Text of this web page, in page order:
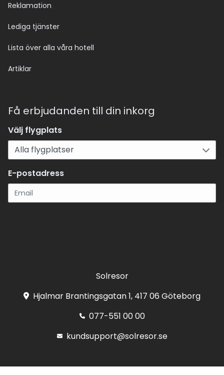
Reklamation
Lediga tjänster
Lista över alla våra hotell
Artiklar
Få erbjudanden till din inkorg
Välj flygplats
E-postadress
Solresor
Hjalmar Brantingsgatan 1, 417 06 Göteborg
077-551 00 00
kundsupport@solresor.se